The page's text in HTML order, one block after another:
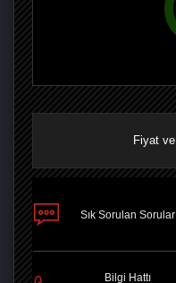
Fiyat
Sık Sorulan Sorular
Bilgi Hattı